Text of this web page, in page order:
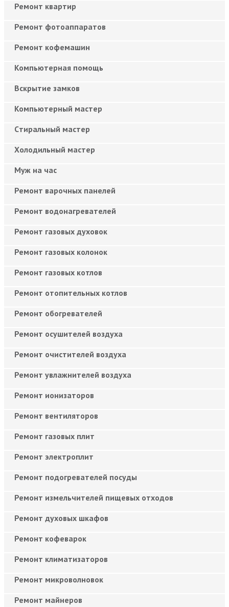
Ремонт квартир
Ремонт фотоаппаратов
Ремонт кофемашин
Компьютерная помощь
Вскрытие замков
Компьютерный мастер
Cтиральный мастер
Холодильный мастер
Муж на час
Ремонт варочных панелей
Ремонт водонагревателей
Ремонт газовых духовок
Ремонт газовых колонок
Ремонт газовых котлов
Ремонт отопительных котлов
Ремонт обогревателей
Ремонт осушителей воздуха
Ремонт очистителей воздуха
Ремонт увлажнителей воздуха
Ремонт ионизаторов
Ремонт вентиляторов
Ремонт газовых плит
Ремонт электроплит
Ремонт подогревателей посуды
Ремонт измельчителей пищевых отходов
Ремонт духовых шкафов
Ремонт кофеварок
Ремонт климатизаторов
Ремонт микроволновок
Ремонт майнеров